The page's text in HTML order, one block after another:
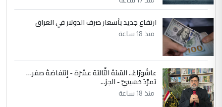
ارتفاع جديد بأسعار صرف الدولار في العراق
منذ 18 ساعة
عاشُورْاءُ.. السّنَةُ الثّالثةَ عشَرَة - إِنتفاضةُ صفَر…
تمرُّدٌ حُسَينيٌّ - الجز...
منذ 18 ساعة